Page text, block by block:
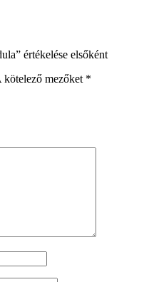
értékelése elsőként
kötelező mezőket *